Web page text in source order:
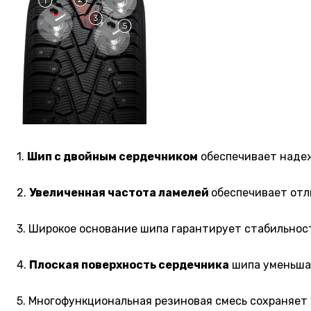
1. Шип с двойным сердечником обеспечивает
2. Увеличенная частота ламелей обеспечивает
3. Широкое основание шипа гарантирует
4. Плоская поверхность сердечника шипа
5. Многофункциональная резиновая смесь